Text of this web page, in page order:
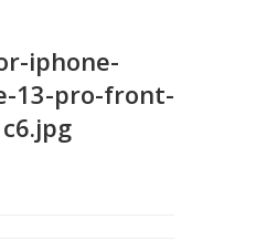
iphone-
13-pro-front-